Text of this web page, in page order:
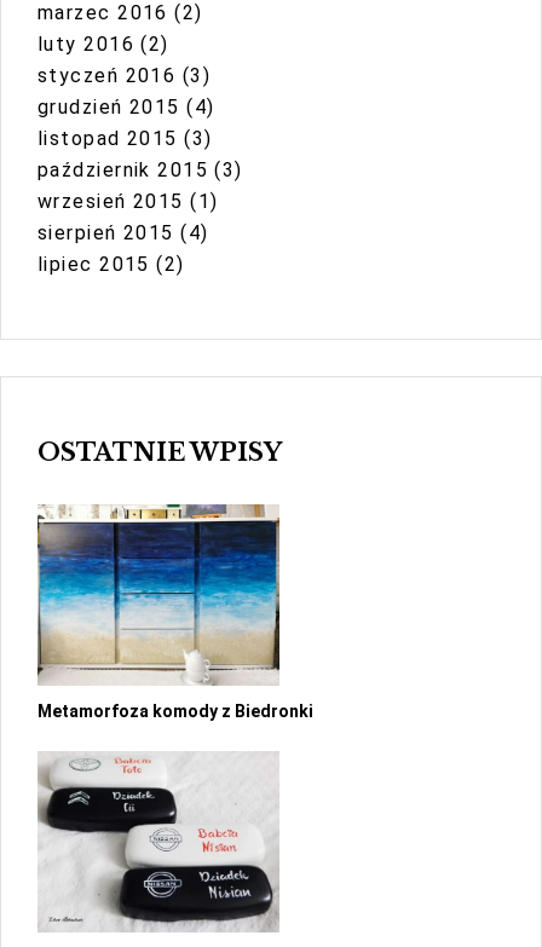
marzec 2016 (2)
luty 2016 (2)
styczeń 2016 (3)
grudzień 2015 (4)
listopad 2015 (3)
październik 2015 (3)
wrzesień 2015 (1)
sierpień 2015 (4)
lipiec 2015 (2)
OSTATNIE WPISY
Metamorfoza komody z Biedronki